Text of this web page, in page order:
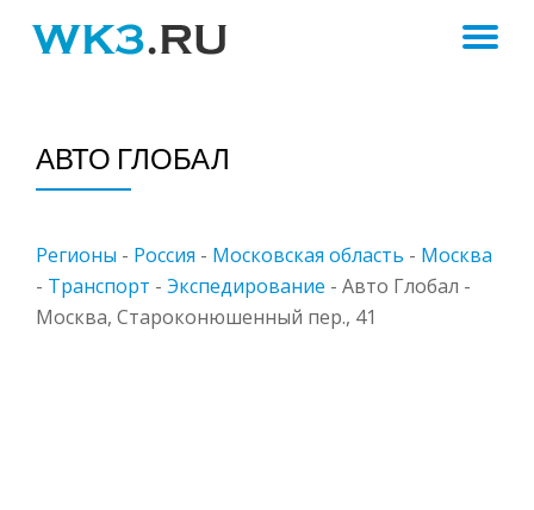
АВТО ГЛОБАЛ
Регионы - Россия - Московская область - Москва
- Транспорт - Экспедирование - Авто Глобал -
Москва, Староконюшенный пер., 41